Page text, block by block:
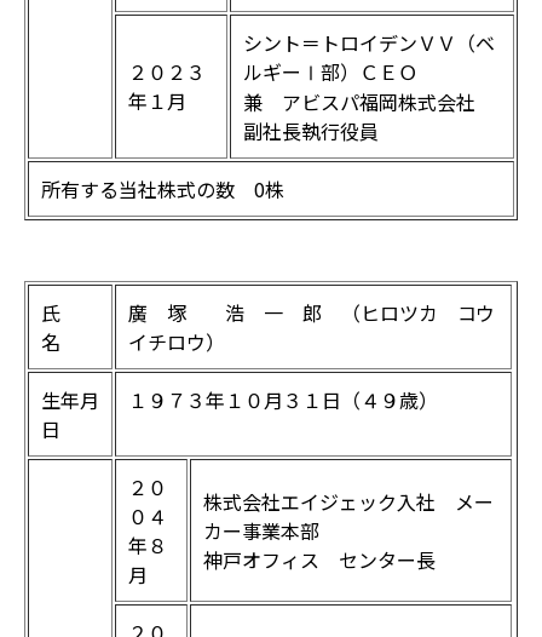
２０２３
年１月
シント＝トロイデンＶＶ（ベ
ルギーⅠ部）ＣＥＯ
兼 アビスパ福岡株式会社
副社長執行役員
所有する当社株式の数 0株
氏
名
廣 塚 浩 一 郎 （ヒロツカ コウ
イチロウ）
生年月
日
１９７３年１０月３１日（４９歳）
２０
０４
年８
月
株式会社エイジェック入社 メー
カー事業本部
神戸オフィス センター長